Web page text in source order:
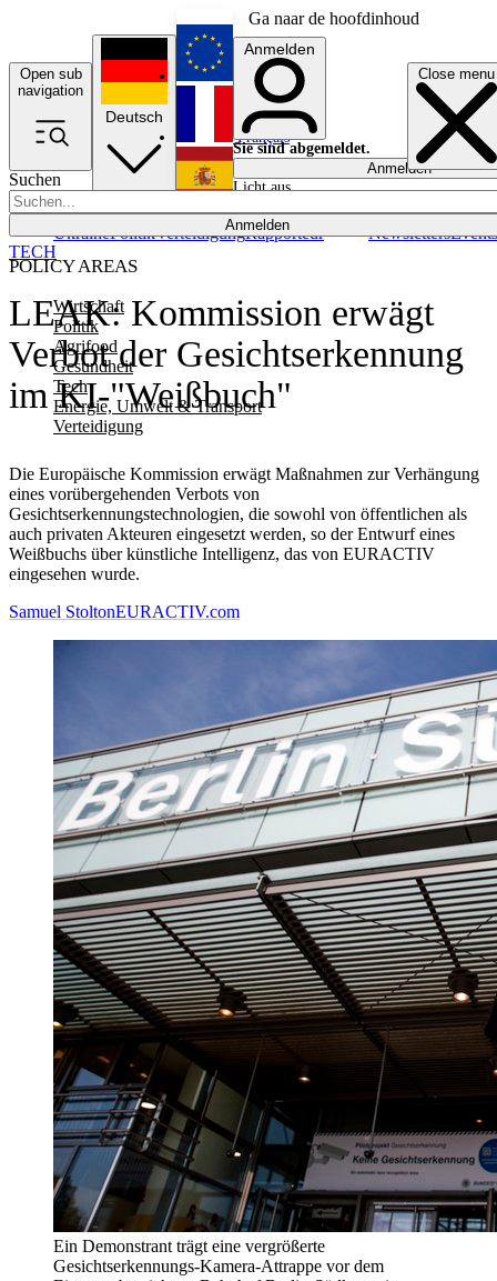
Ga naar de hoofdinhoud
Open sub
navigation
Close menu
Suchen
Anmelden
POLICY AREAS
Wirtschaft
Politik
Agrifood
Gesundheit
Tech
Energie, Umwelt & Transport
Verteidigung
UkrainePolitikVerteidigungRapporteur NewslettersEvents
Deutsch
English
Français
Anmelden
Sie sind abgemeldet.
Anmelden
Licht aus
LEAK: Kommission erwägt
Verbot der Gesichtserkennung
im KI-"Weißbuch"
Die Europäische Kommission erwägt Maßnahmen zur Verhängung
eines vorübergehenden Verbots von
Gesichtserkennungstechnologien, die sowohl von öffentlichen als
auch privaten Akteuren eingesetzt werden, so der Entwurf eines
Weißbuchs über künstliche Intelligenz, das von EURACTIV
eingesehen wurde.
TECH
Samuel StoltonEURACTIV.com
Ein Demonstrant trägt eine vergrößerte
Gesichtserkennungs-Kamera-Attrappe vor dem